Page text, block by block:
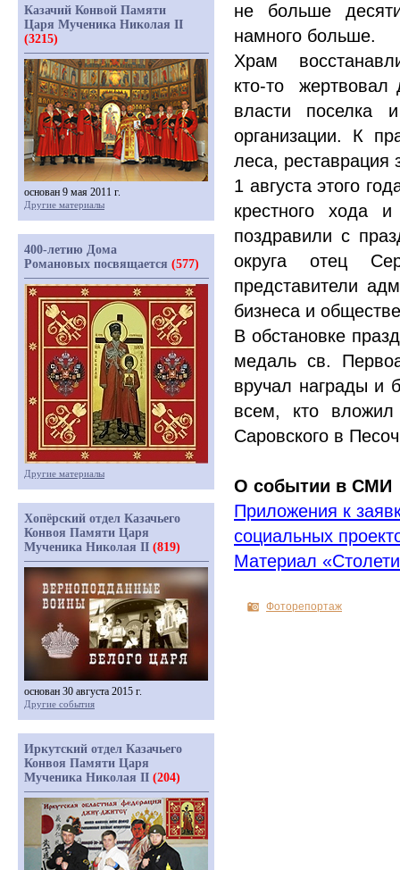
не больше
намного больше.
Храм
кто-то жертвовал
власти поселка
организации. К
леса, реставрация
1 августа этого
крестного хода
поздравили с
округа отец
представители
бизнеса и
В обстановке
медаль св.
вручал награды и
всем, кто
Саровского в
О событии в СМИ
Приложения к
социальных
Материал «
Фоторепортаж
Казачий Конвой Памяти
Царя Мученика Николая II
(3215)
основан 9 мая 2011 г.
Другие материалы
400-летию Дома
Романовых посвящается (577)
Другие материалы
Хопёрский отдел Казачьего
Конвоя Памяти Царя
Мученика Николая II (819)
основан 30 августа 2015 г.
Другие события
Иркутский отдел Казачьего
Конвоя Памяти Царя
Мученика Николая II (204)